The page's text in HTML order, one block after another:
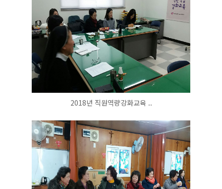
2018년 직원역량강화교육 ..